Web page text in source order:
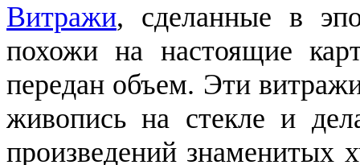
Витражи, сделанные в
похожи на настоящие
передан объем. Эти
живопись на стекле и
произведений знаменитых